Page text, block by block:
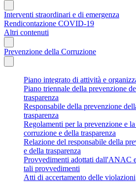
Interventi straordinari e di emergenza
Rendicontazione COVID-19
Altri contenuti
Prevenzione della Corruzione
Piano integrato di attività e
Piano triennale della prevenzione
trasparenza
Responsabile della prevenzione
trasparenza
Regolamenti per la prevenzione e
corruzione e della trasparenza
Relazione del responsabile della
e della trasparenza
Provvedimenti adottati dall'ANAC
tali provvedimenti
Atti di accertamento delle violazioni